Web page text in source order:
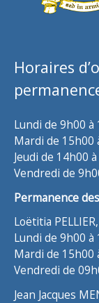
Horaires
Lundi de 9h00 à
Mardi de 15h00
Jeudi de 14h00
Vendredi de
Permanence
Loëtitia
Lundi de 9h00 à
Mardi de 15h00
Vendredi de
Jean Jacques